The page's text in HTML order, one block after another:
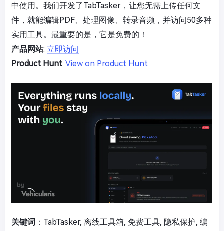
中使用。我们开发了TabTasker，让您无需上传任何文
件，就能编辑PDF、处理图像、转录音频，并访问50多种
实用工具。最重要的是，它是免费的！
产品网站: 立即访问
Product Hunt: View on Product Hunt
关键词 ：TabTasker, 离线工具箱, 免费工具, 隐私保护, 编